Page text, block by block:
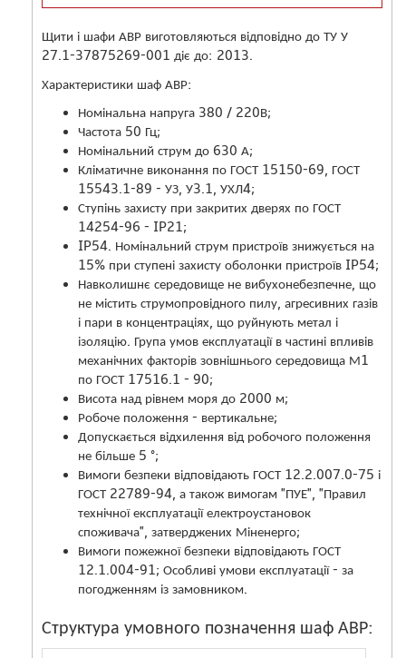
Щити і шафи АВР виготовляються відповідно до ТУ У
27.1-37875269-001 діє до: 2013.
Характеристики шаф АВР:
Номінальна напруга 380 / 220В;
Частота 50 Гц;
Номінальний струм до 630 А;
Кліматичне виконання по ГОСТ 15150-69, ГОСТ
15543.1-89 - УЗ, У3.1, УХЛ4;
Ступінь захисту при закритих дверях по ГОСТ
14254-96 - IP21;
IP54. Номінальний струм пристроїв знижується на
15% при ступені захисту оболонки пристроїв IP54;
Навколишнє середовище не вибухонебезпечне, що
не містить струмопровідного пилу, агресивних газів
і пари в концентраціях, що руйнують метал і
ізоляцію. Група умов експлуатації в частині впливів
механічних факторів зовнішнього середовища М1
по ГОСТ 17516.1 - 90;
Висота над рівнем моря до 2000 м;
Робоче положення - вертикальне;
Допускається відхилення від робочого положення
не більше 5 °;
Вимоги безпеки відповідають ГОСТ 12.2.007.0-75 і
ГОСТ 22789-94, а також вимогам "ПУЕ", "Правил
технічної експлуатації електроустановок
споживача", затверджених Міненерго;
Вимоги пожежної безпеки відповідають ГОСТ
12.1.004-91; Особливі умови експлуатації - за
погодженням із замовником.
Структура умовного позначення шаф АВР: